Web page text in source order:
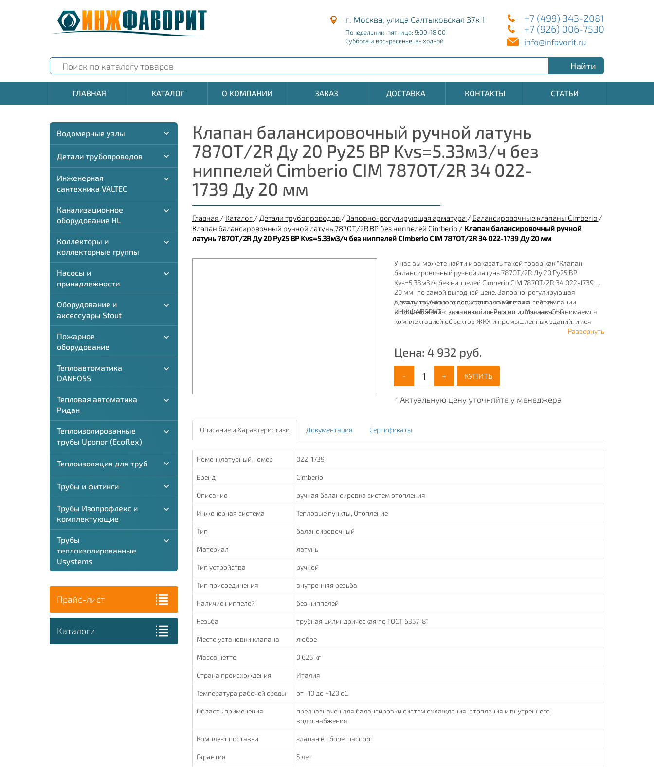
г. Москва, улица Салтыковская 37к 1
Понедельник-пятница: 9:00-18:00
Суббота и воскресенье: выходной
+7 (499) 343-2081
+7 (926) 006-7530
info@infavorit.ru
Найти
ГЛАВНАЯ КАТАЛОГ О КОМПАНИИ ЗАКАЗ ДОСТАВКА КОНТАКТЫ СТАТЬИ
Водомерные узлы
Детали трубопроводов
Инженерная
сантехника VALTEC
Канализационное
оборудование HL
Коллекторы и
коллекторные группы
Насосы и
принадлежности
Оборудование и
аксессуары Stout
Пожарное
оборудование
Теплоавтоматика
DANFOSS
Тепловая автоматика
Ридан
Теплоизолированные
трубы Uponor (Ecoflex)
Теплоизоляция для труб
Трубы и фитинги
Трубы Изопрофлекс и
комплектующие
Трубы
теплоизолированные
Usystems
Прайс-лист
Каталоги
Клапан балансировочный ручной латунь
787ОТ/2R Ду 20 Ру25 ВР Kvs=5.33м3/ч без
ниппелей Cimberio CIM 787OT/2R 34 022-
1739 Ду 20 мм
Главная / Каталог / Детали трубопроводов / Запорно-регулирующая арматура / Балансировочные клапаны Cimberio /
Клапан балансировочный ручной латунь 787ОТ/2R ВР без ниппелей Cimberio / Клапан балансировочный ручной
латунь 787ОТ/2R Ду 20 Ру25 ВР Kvs=5.33м3/ч без ниппелей Cimberio CIM 787OT/2R 34 022-1739 Ду 20 мм
У нас вы можете найти и заказать такой товар как "Клапан
балансировочный ручной латунь 787ОТ/2R Ду 20 Ру25 ВР
Kvs=5.33м3/ч без ниппелей Cimberio CIM 787OT/2R 34 022-1739 Ду
20 мм" по самой выгодной цене. Запорно-регулирующая
арматура - хорошо подходят для монтажа систем
водоснабжения, канализационных и т.д. Мы давно занимаемся
комплектацией объектов ЖКХ и промышленных зданий, имея
широкий ассортимент продукции для систем: отопления,
Детали трубопроводов - заказывайте в нашей компании
ИНЖФАВОРИТ, с доставкой по России и странам СНГ.
Развернуть
Цена: 4 932 руб.
- + КУПИТЬ
* Актуальную цену уточняйте у менеджера
Описание и Характеристики Документация Сертификаты
Номенклатурный номер 022-1739
Бренд Cimberio
Описание ручная балансировка систем отопления
Инженерная система Тепловые пункты, Отопление
Тип балансировочный
Материал латунь
Тип устройства ручной
Тип присоединения внутренняя резьба
Наличие ниппелей без ниппелей
Резьба трубная цилиндрическая по ГОСТ 6357-81
Место установки клапана любое
Масса нетто 0.625 кг
Страна происхождения Италия
Температура рабочей среды от -10 до +120 oC
Область применения
предназначен для балансировки систем охлаждения, отопления и внутреннего
водоснабжения
Комплект поставки клапан в сборе; паспорт
Гарантия 5 лет